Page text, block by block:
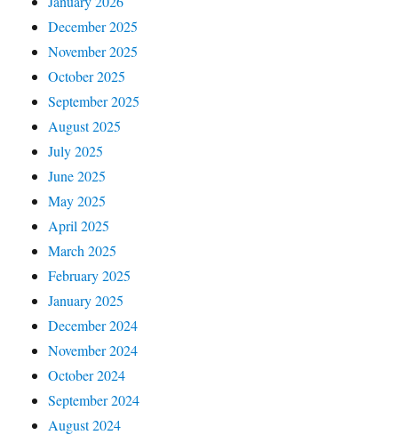
December 2025
November 2025
October 2025
September 2025
August 2025
July 2025
June 2025
May 2025
April 2025
March 2025
February 2025
January 2025
December 2024
November 2024
October 2024
September 2024
August 2024